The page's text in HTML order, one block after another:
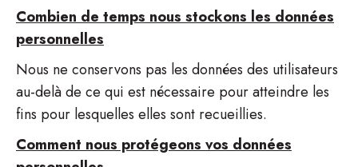
Combien de temps nous stockons les données
personnelles
Nous ne conservons pas les données des utilisateurs
au-delà de ce qui est nécessaire pour atteindre les
fins pour lesquelles elles sont recueillies.
Comment nous protégeons vos données